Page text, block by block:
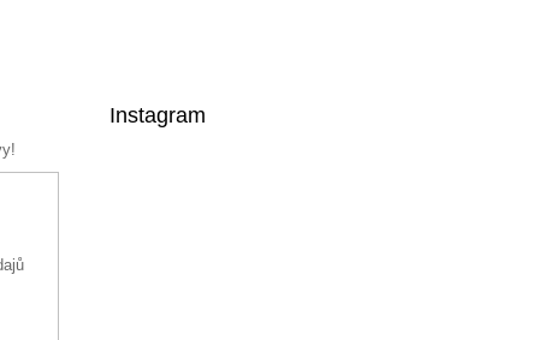
Instagram